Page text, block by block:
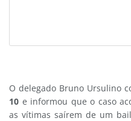
O delegado Bruno Ursulino
10 e informou que o caso
as vítimas saírem de um